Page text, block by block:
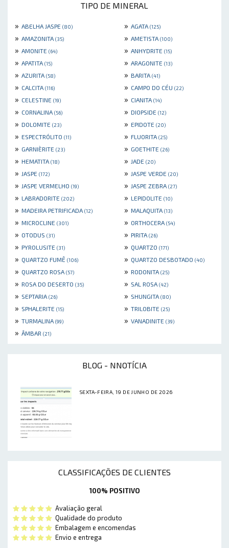
TIPO DE MINERAL
» ABELHA JASPE (80) » AGATA (125)
» AMAZONITA (35) » AMETISTA (100)
» AMONITE (64) » ANHYDRITE (15)
» APATITA (15) » ARAGONITE (13)
» AZURITA (58) » BARITA (41)
» CALCITA (116) » CAMPO DO CÉU (22)
» CELESTINE (19) » CIANITA (14)
» CORNALINA (56) » DIOPSIDE (12)
» DOLOMITE (23) » EPIDOTE (20)
» ESPECTRÓLITO (11) » FLUORITA (25)
» GARNIÈRITE (23) » GOETHITE (26)
» HEMATITA (18) » JADE (20)
» JASPE (172) » JASPE VERDE (20)
» JASPE VERMELHO (19) » JASPE ZEBRA (27)
» LABRADORITE (202) » LEPIDOLITE (10)
» MADEIRA PETRIFICADA (12) » MALAQUITA (13)
» MICROCLINE (301) » ORTHOCERA (54)
» OTODUS (31) » PIRITA (26)
» PYROLUSITE (31) » QUARTZO (171)
» QUARTZO FUMÊ (106) » QUARTZO DESBOTADO (40)
» QUARTZO ROSA (57) » RODONITA (25)
» ROSA DO DESERTO (35) » SAL ROSA (42)
» SEPTARIA (26) » SHUNGITA (80)
» SPHALERITE (15) » TRILOBITE (25)
» TURMALINA (99) » VANADINITE (39)
» ÂMBAR (21)
BLOG - NNOTÍCIA
SEXTA-FEIRA, 19 DE JUNHO DE 2026
CLASSIFICAÇÕES DE CLIENTES
100% POSITIVO
Avaliação geral
Qualidade do produto
Embalagem e encomendas
Envio e entrega